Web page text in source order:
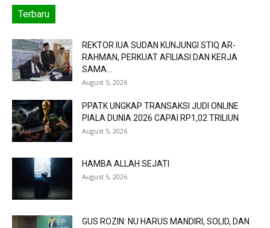
Terbaru
REKTOR IUA SUDAN KUNJUNGI STIQ AR-
RAHMAN, PERKUAT AFILIASI DAN KERJA
SAMA...
August 5, 2026
PPATK UNGKAP TRANSAKSI JUDI ONLINE
PIALA DUNIA 2026 CAPAI RP1,02 TRILIUN
August 5, 2026
HAMBA ALLAH SEJATI
August 5, 2026
GUS ROZIN: NU HARUS MANDIRI, SOLID, DAN